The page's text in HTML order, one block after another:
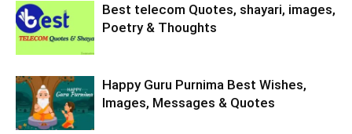
Best telecom Quotes, shayari, images,
Poetry & Thoughts
Happy Guru Purnima Best Wishes,
Images, Messages & Quotes